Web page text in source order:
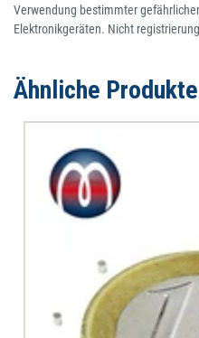
Verwendung bestimmter
Elektronikgeräten. Nicht
Ähnliche Produkte